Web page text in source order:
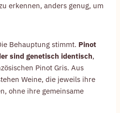
erkennen, anders genug, um
Behauptung stimmt. Pinot
sind genetisch identisch,
Pinot Gris. Aus
Weine, die jeweils ihre
ohne ihre gemeinsame